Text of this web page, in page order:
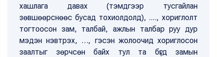
хашлага давах (тэмдгээр тусгайлан
зөвшөөрснөөс бусад тохиолдолд), ...., хориглолт
тогтоосон зам, талбай, ажлын талбар руу дур
мэдэн нэвтрэх, …, гэсэн жолоочид хориглосон
заалтыг зөрчсөн байх тул та бүгд замын